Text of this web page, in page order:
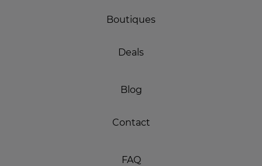
Boutiques
Deals
Blog
Contact
FAQ